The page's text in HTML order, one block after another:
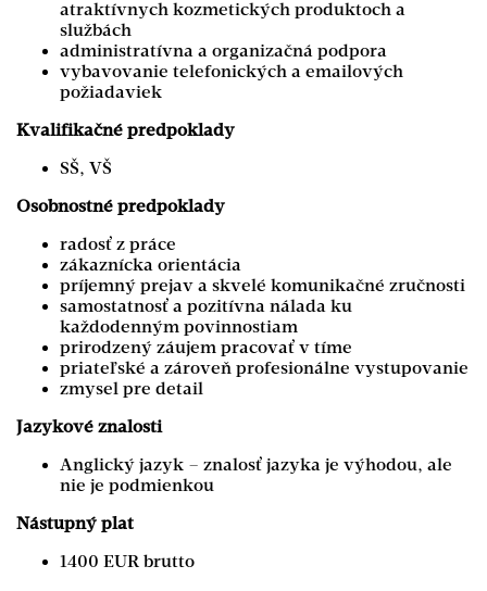
atraktívnych kozmetických produktoch a
službách
administratívna a organizačná podpora
vybavovanie telefonických a emailových
požiadaviek
Kvalifikačné predpoklady
SŠ, VŠ
Osobnostné predpoklady
radosť z práce
zákaznícka orientácia
príjemný prejav a skvelé komunikačné zručnosti
samostatnosť a pozitívna nálada ku
každodenným povinnostiam
prirodzený záujem pracovať v tíme
priateľské a zároveň profesionálne vystupovanie
zmysel pre detail
Jazykové znalosti
Anglický jazyk – znalosť jazyka je výhodou, ale
nie je podmienkou
Nástupný plat
1400 EUR brutto